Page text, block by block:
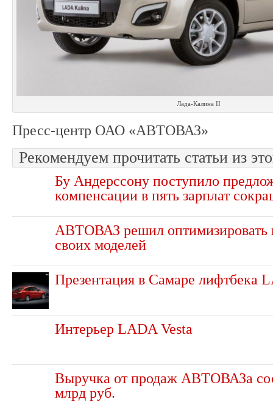
Лада-Калина II
Пресс-центр ОАО «АВТОВАЗ»
Рекомендуем прочитать статьи из
Бу Андерссону поступило
компенсации в пять зарплат
АВТОВАЗ решил оптимизировать
своих моделей
Презентация в Самаре лифтбека
Интерьер LADA Vesta
Выручка от продаж АВТОВАЗа
млрд руб.